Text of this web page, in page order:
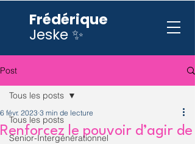
Frédérique
Jeske ✨
Post
Tous les posts
Senior-Intergénérationnel
Tous les posts
Renforcez le pouvoir d’agir de
6 févr. 2023 3 min de lecture